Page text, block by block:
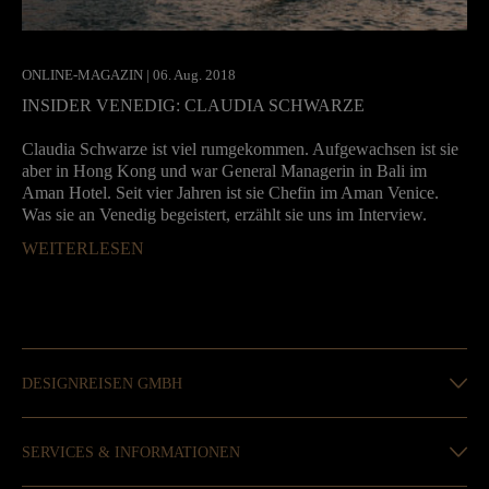
ONLINE-MAGAZIN | 06. Aug. 2018
INSIDER VENEDIG: CLAUDIA SCHWARZE
Claudia Schwarze ist viel rumgekommen. Aufgewachsen ist sie
aber in Hong Kong und war General Managerin in Bali im
Aman Hotel. Seit vier Jahren ist sie Chefin im Aman Venice.
Was sie an Venedig begeistert, erzählt sie uns im Interview.
WEITERLESEN
DESIGNREISEN GMBH
SERVICES & INFORMATIONEN